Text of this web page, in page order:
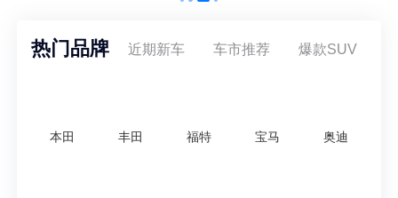
热门品牌 近期新车 车市推荐 爆款SUV
本田 丰田 福特 宝马 奥迪